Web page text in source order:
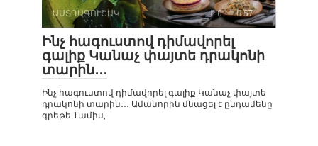
ԱՍՏՂԱԳՈՒՇԱԿ 0 571
Ինչ հագուստով դիմավորել
գալիք Կանաչ փայտե դրակոնի
տարին․․․
Ինչ հագուստով դիմավորել գալիք Կանաչ փայտե
դրակոնի տարին․․․ Ամանորին մնացել է ընդամենը
գրեթե 1ամիս,